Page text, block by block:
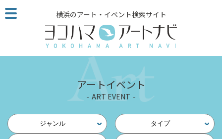
こ
の
ジ
読
横浜のアート・イベント検索サイト
アートイベント
ART EVENT
ジャンル タイプ